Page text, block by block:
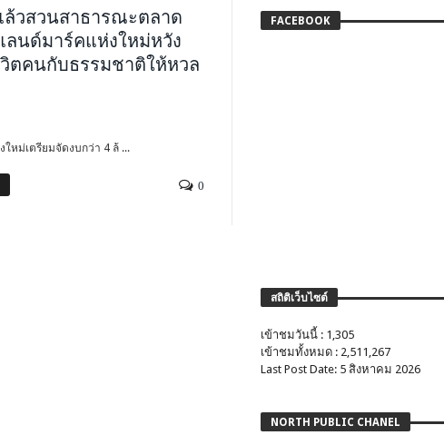
วสวนสาธารณะตลาด
ลนด์มาร์คแห่งใหม่หวัง
ตคนกับธรรมชาติให้หวล
ใหม่เตรียมจัดงบกว่า 4 ล้ ...
0
FACEBOOK
สถิติเว็บไซต์
เข้าชมวันนี้ : 1,305
เข้าชมทั้งหมด : 2,511,267
Last Post Date: 5 สิงหาคม 2026
NORTH PUBLIC CHANEL